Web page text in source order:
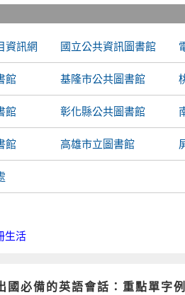
資訊網 國立公共資訊圖書館
館 基隆市公共圖書館
館 彰化縣公共圖書館
館 高雄市立圖書館
生活
國必備的英語會話：重點單